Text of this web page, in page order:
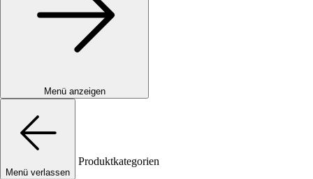
Menü anzeigen
Menü verlassen
Produktkategorien